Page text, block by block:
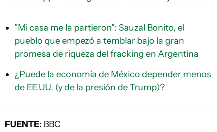
"Mi casa me la partieron": Sauzal Bonito, el
pueblo que empezó a temblar bajo la gran
promesa de riqueza del fracking en Argentina
¿Puede la economía de México depender menos
de EE.UU. (y de la presión de Trump)?
FUENTE: BBC